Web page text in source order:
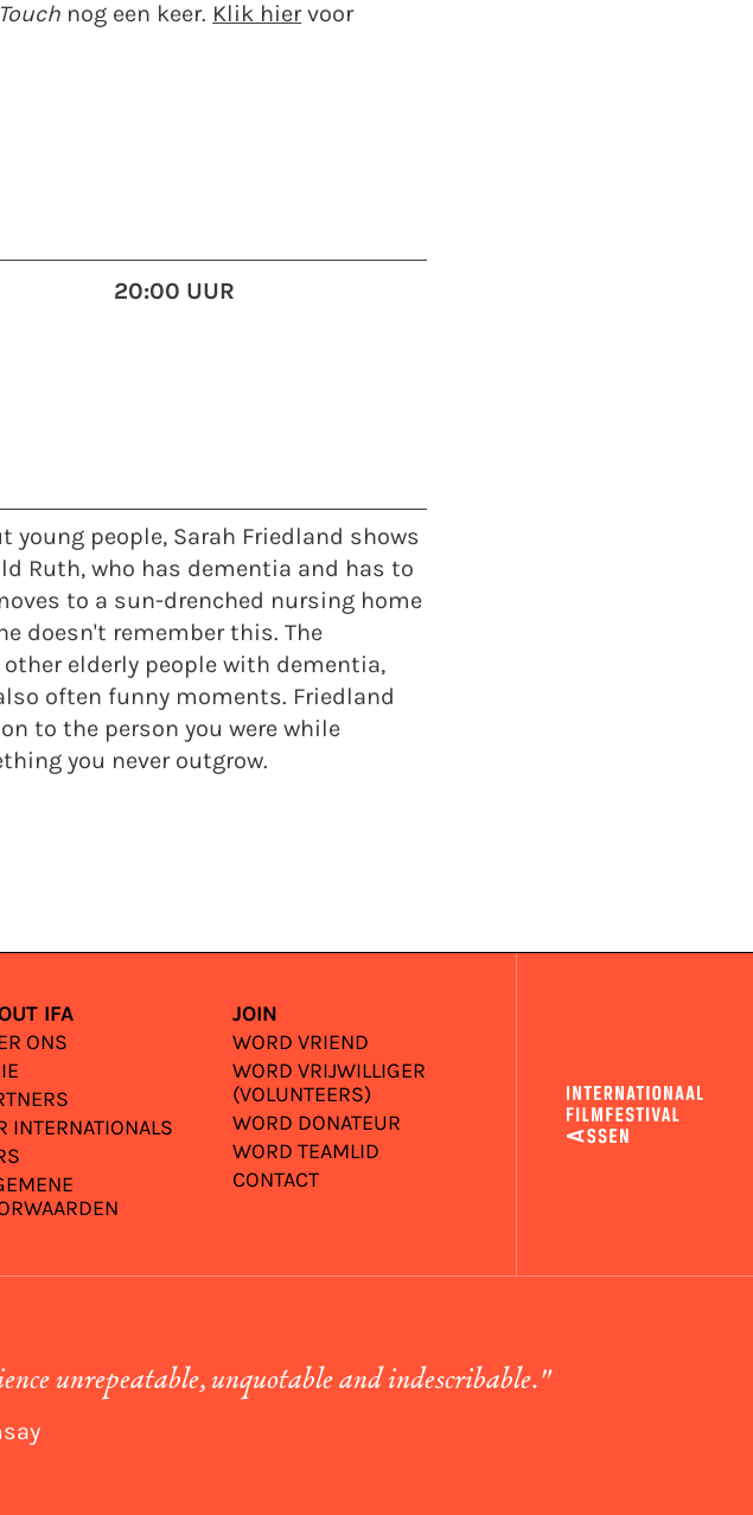
nog een keer. Klik hiervoor
20:00 UUR
young people, Sarah Friedland shows
Ruth, who has dementia and has to
to a sun-drenched nursing home
doesn't remember this. The
elderly people with dementia,
often funny moments. Friedland
to the person you were while
you never outgrow.
IFA
ONS
INTERNATIONALS
JOIN
WORD VRIEND
WORD VRIJWILLIGER
(VOLUNTEERS)
WORD DONATEUR
WORD TEAMLID
CONTACT
unrepeatable, unquotable and indescribable."